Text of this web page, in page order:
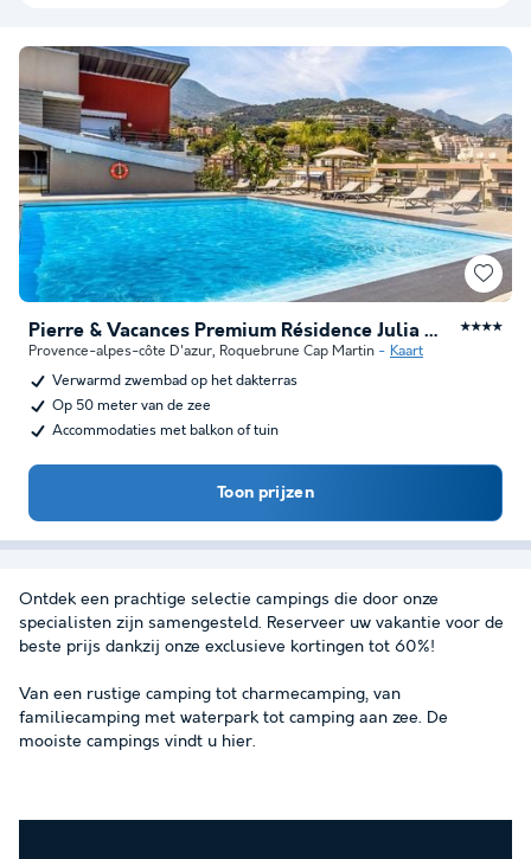
Pierre & Vacances Premium Résidence Julia Augusta ★★★★
Provence-alpes-côte D'azur, Roquebrune Cap Martin
Kaart
Verwarmd zwembad op het dakterras
Op 50 meter van de zee
Accommodaties met balkon of tuin
Toon prijzen
Ontdek een prachtige selectie campings die door onze
specialisten zijn samengesteld. Reserveer uw vakantie voor de
beste prijs dankzij onze exclusieve kortingen tot 60%!
Van een rustige camping tot charmecamping, van
familiecamping met waterpark tot camping aan zee. De
mooiste campings vindt u hier.